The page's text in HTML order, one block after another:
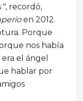
", recordó,
en 2012.
Porque
nos había
el ángel
hablar por